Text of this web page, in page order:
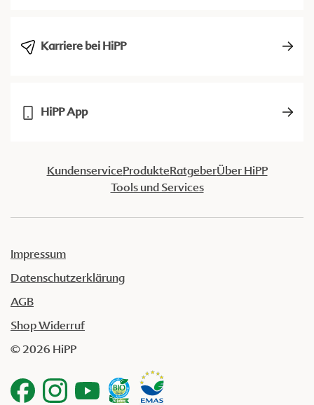
Karriere bei HiPP
HiPP App
KundenserviceProdukteRatgeberÜber HiPP
Tools und Services
Impressum
Datenschutzerklärung
AGB
Shop Widerruf
© 2026 HiPP